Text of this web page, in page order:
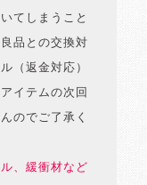
てしまうこと
品との交換対
（返金対応）
イテムの次回
のでご了承く
、緩衝材など